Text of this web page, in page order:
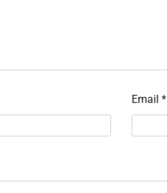
Email *